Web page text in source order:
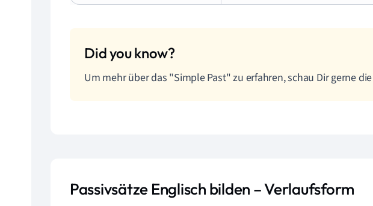
Um mehr über das "Simple Past" zu erfahren, schau Dir gerne
Passivsätze Englisch bilden – Verlaufsform